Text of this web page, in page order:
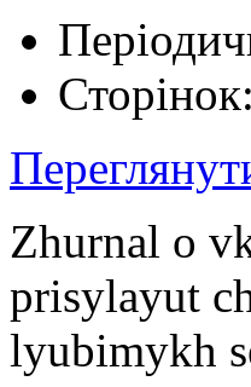
Zhurnal o
prisylayut
lyubimykh